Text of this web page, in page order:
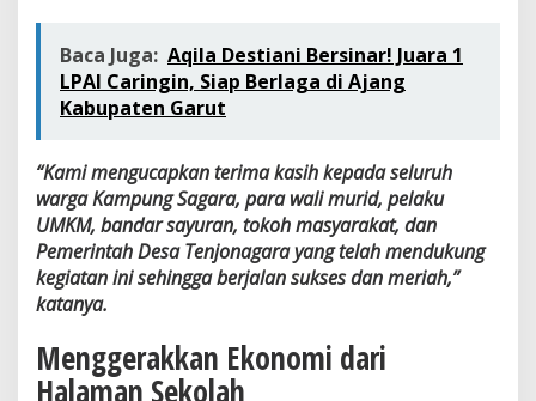
Baca Juga: Aqila Destiani Bersinar! Juara 1
LPAI Caringin, Siap Berlaga di Ajang
Kabupaten Garut
“Kami mengucapkan terima kasih kepada seluruh
warga Kampung Sagara, para wali murid, pelaku
UMKM, bandar sayuran, tokoh masyarakat, dan
Pemerintah Desa Tenjonagara yang telah mendukung
kegiatan ini sehingga berjalan sukses dan meriah,”
katanya.
Menggerakkan Ekonomi dari
Halaman Sekolah